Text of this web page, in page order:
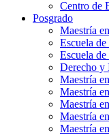
Centro de
Posgrado
Maestría
Escuela
Escuela
Derecho y
Maestría
Maestría
Maestría
Maestría
Maestría